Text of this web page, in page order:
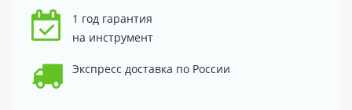
1 год гарантия
на инструмент
Экспресс доставка по России